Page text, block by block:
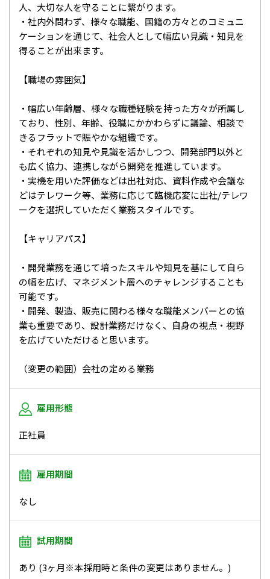
人、大切な人を守ることに繋がります。
・社内外問わず、様々な職能、国籍の方々とのコミュニ
ケーションを通じて、社会人として幅広い見識・知見を
得ることが出来ます。
【職場の雰囲気】
・幅広い年齢層、様々な職種経験を持った方々が所属し
ており、性別、年齢、役職にかかわらずに議論、相談で
きるフラットで賑やかな組織です。
・それぞれの知見や見識を活かしつつ、開発部門以外と
も広く協力、連携しながら開発を推進しています。
・実機を用いた評価などは出社対応、資料作成や会議な
どはテレワーク等、業務に応じて臨機応変に出社/テレワ
ークを選択していただく業務スタイルです。
【キャリアパス】
・開発業務を通じて培ったスキルや知見を基にして自ら
の幅を広げ、マネジメント層へのチャレンジすることも
可能です。
・開発、製造、販売に関わる様々な職能メンバーとの協
業も重要であり、設計業務だけなく、自身の視点・視野
を広げていただけると思います。
（変更の範囲）会社の定める業務
雇用形態
正社員
雇用期間
なし
試用期間
あり (3ヶ月※本採用時と条件の変更はありません。)